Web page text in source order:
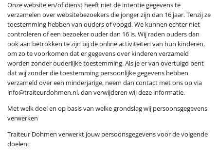
Onze website en/of dienst heeft niet de intentie gegevens te
verzamelen over websitebezoekers die jonger zijn dan 16 jaar. Tenzij ze
toestemming hebben van ouders of voogd. We kunnen echter niet
controleren of een bezoeker ouder dan 16 is. Wij raden ouders dan
ook aan betrokken te zijn bij de online activiteiten van hun kinderen,
om zo te voorkomen dat er gegevens over kinderen verzameld
worden zonder ouderlijke toestemming. Als je er van overtuigd bent
dat wij zonder die toestemming persoonlijke gegevens hebben
verzameld over een minderjarige, neem dan contact met ons op via
info@traiteurdohmen.nl, dan verwijderen wij deze informatie.
Met welk doel en op basis van welke grondslag wij persoonsgegevens
verwerken
Traiteur Dohmen verwerkt jouw persoonsgegevens voor de volgende
doelen: